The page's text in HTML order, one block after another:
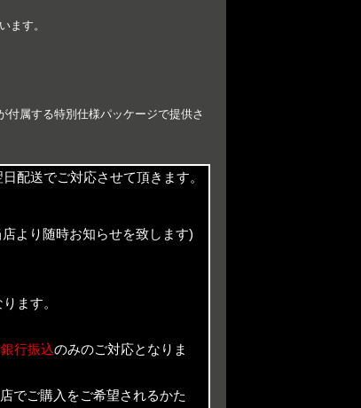
ます。
属する特別仕様パッケージで提供さ
配送でご対応させて頂きます。
より随時お知らせを致します)
ます。
銀行振込のみのご対応となりま
でご購入をご希望されるかた